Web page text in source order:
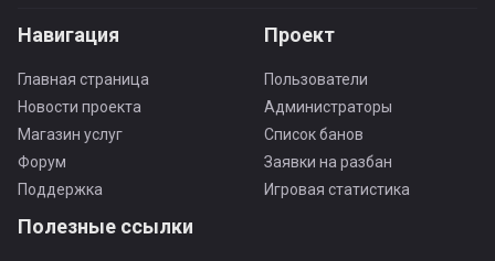
Навигация
Главная страница
Новости проекта
Магазин услуг
Форум
Поддержка
Проект
Пользователи
Администраторы
Список банов
Заявки на разбан
Игровая статистика
Полезные ссылки